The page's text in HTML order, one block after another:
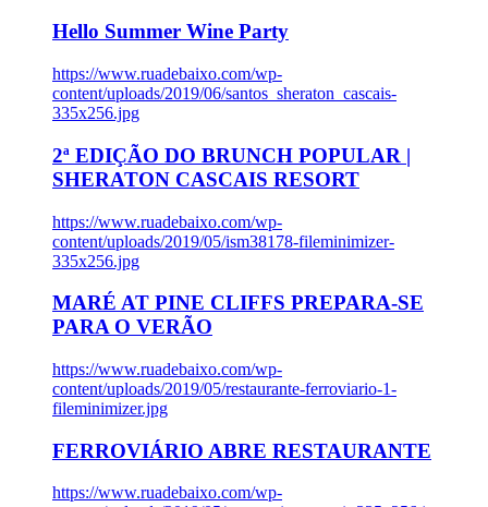
Hello Summer Wine Party
https://www.ruadebaixo.com/wp-
content/uploads/2019/06/santos_sheraton_cascais-
335x256.jpg
2ª EDIÇÃO DO BRUNCH POPULAR |
SHERATON CASCAIS RESORT
https://www.ruadebaixo.com/wp-
content/uploads/2019/05/ism38178-fileminimizer-
335x256.jpg
MARÉ AT PINE CLIFFS PREPARA-SE
PARA O VERÃO
https://www.ruadebaixo.com/wp-
content/uploads/2019/05/restaurante-ferroviario-1-
fileminimizer.jpg
FERROVIÁRIO ABRE RESTAURANTE
https://www.ruadebaixo.com/wp-